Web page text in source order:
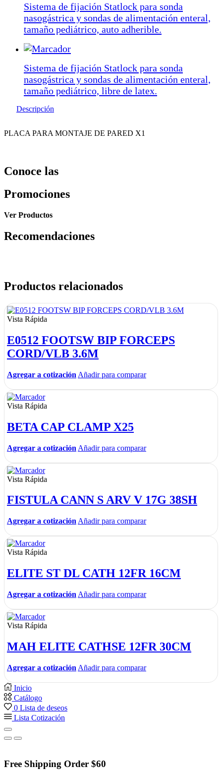
Sistema de fijación Statlock para sonda
nasogástrica y sondas de alimentación enteral,
tamaño pediátrico, auto adherible.
Sistema de fijación Statlock para sonda
nasogástrica y sondas de alimentación enteral,
tamaño pediátrico, libre de latex.
Descripción
PLACA PARA MONTAJE DE PARED X1
Conoce las
Promociones
Ver Productos
Recomendaciones
Productos relacionados
Vista Rápida
E0512 FOOTSW BIP FORCEPS
CORD/VLB 3.6M
Agregar a cotización Añadir para comparar
Vista Rápida
BETA CAP CLAMP X25
Agregar a cotización Añadir para comparar
Vista Rápida
FISTULA CANN S ARV V 17G 38SH
Agregar a cotización Añadir para comparar
Vista Rápida
ELITE ST DL CATH 12FR 16CM
Agregar a cotización Añadir para comparar
Vista Rápida
MAH ELITE CATHSE 12FR 30CM
Agregar a cotización Añadir para comparar
Inicio
Catálogo
0 Lista de deseos
Lista Cotización
Free Shipping Order $60